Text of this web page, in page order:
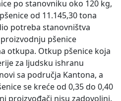
po stanovniku oko 120 kg,
od 11.145,30 tona
potreba stanovništva
pšenice
otkupa. Otkup pšenice koja
za ljudsku ishranu
sa područja Kantona, a
se kreće od 0,35 do 0,40
proizvođači nisu zadovoljni.